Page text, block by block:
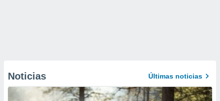
Noticias Últimas noticias